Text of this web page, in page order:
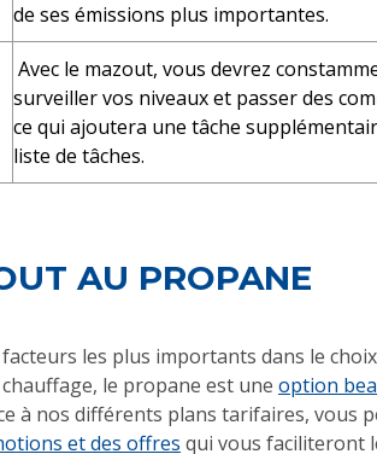
de ses émissions plus importantes.
Avec le mazout, vous devrez
surveiller vos niveaux et passer des
ce qui ajoutera une tâche
liste de tâches.
AU PROPANE
les plus importants dans le
le propane est une option
à nos différents plans tarifaires, vous
et des offres qui vous faciliteront